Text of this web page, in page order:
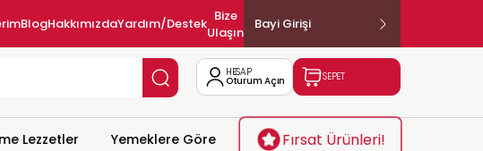
BlogHakkımızdaYardım/Destek Bize
Ulaşın
Bayi Girişi
HESAP
Oturum Açın SEPET
Lezzetler Yemeklere Göre Fırsat Ürünleri!